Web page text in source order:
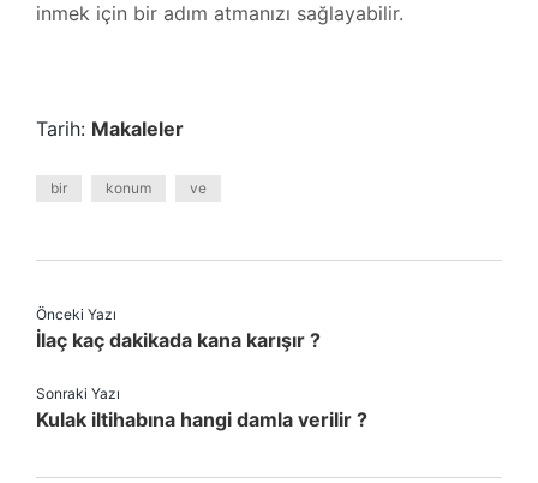
inmek için bir adım atmanızı sağlayabilir.
Tarih: Makaleler
bir konum ve
Önceki Yazı
İlaç kaç dakikada kana karışır ?
Sonraki Yazı
Kulak iltihabına hangi damla verilir ?